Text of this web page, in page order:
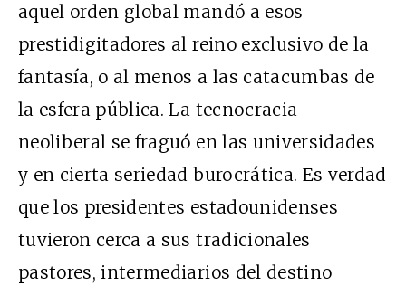
aquel orden global mandó a esos
prestidigitadores al reino exclusivo de la
fantasía, o al menos a las catacumbas de
la esfera pública. La tecnocracia
neoliberal se fraguó en las universidades
y en cierta seriedad burocrática. Es verdad
que los presidentes estadounidenses
tuvieron cerca a sus tradicionales
pastores, intermediarios del destino